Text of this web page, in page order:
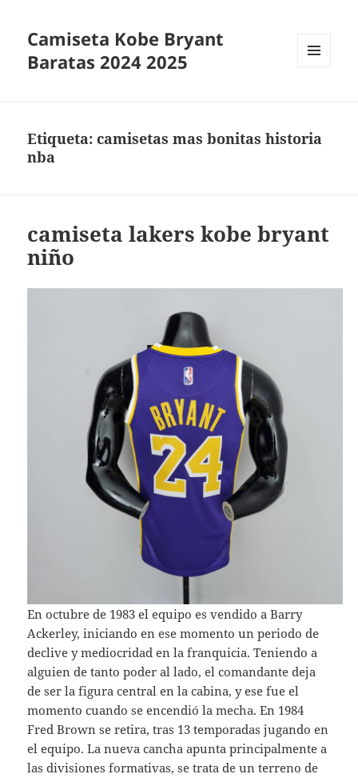
Camiseta Kobe Bryant
Baratas 2024 2025
Etiqueta:camisetas mas bonitas historia
nba
camiseta lakers kobe bryant
niño
En octubre de 1983 el equipo es vendido a Barry
Ackerley, iniciando en ese momento un periodo de
declive y mediocridad en la franquicia. Teniendo a
alguien de tanto poder al lado, el comandante deja
de ser la figura central en la cabina, y ese fue el
momento cuando se encendió la mecha. En 1984
Fred Brown se retira, tras 13 temporadas jugando en
el equipo. La nueva cancha apunta principalmente a
las divisiones formativas, se trata de un terreno de